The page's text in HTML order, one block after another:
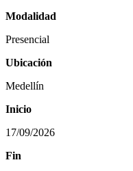
Modalidad
Presencial
Ubicación
Medellín
Inicio
17/09/2026
Fin